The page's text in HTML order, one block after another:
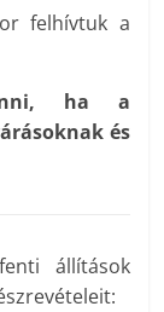
felhívtuk a
ha a
és
állítások